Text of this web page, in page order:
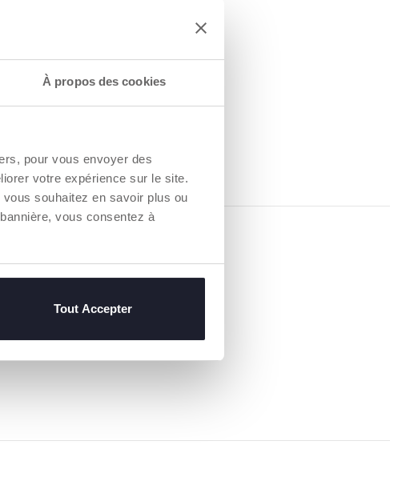
À propos des cookies
pour vous envoyer des
votre expérience sur le site.
souhaitez en savoir plus ou
vous consentez à
Tout Accepter
des voyages en toute